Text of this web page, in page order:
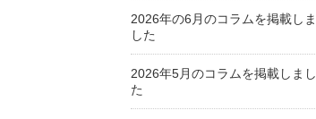
2026年の6月のコラムを掲載しま
した
2026年5月のコラムを掲載しまし
た